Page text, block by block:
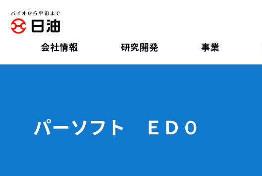
会社情報 研究開発 事業
パーソフト ＥＤＯ